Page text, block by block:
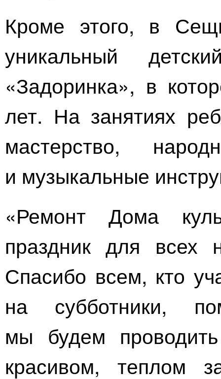
Кроме этого, в
уникальный
«Задоринка», в
лет. На занятиях
мастерство,
и музыкальные
«Ремонт Дома
праздник для всех
Спасибо всем, кто
на субботники,
мы будем
красивом, теплом